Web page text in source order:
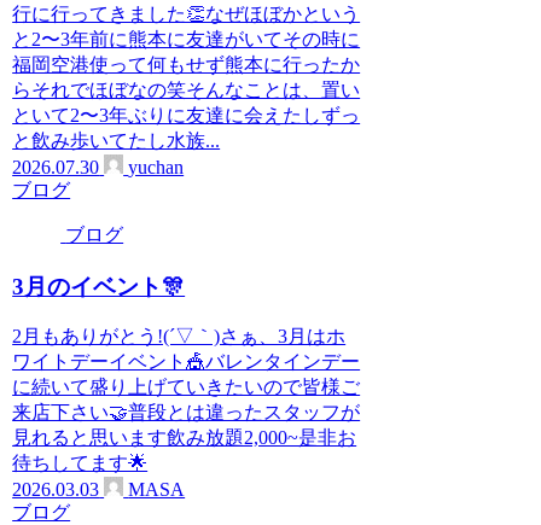
行に行ってきました👏なぜほぼかという
と2〜3年前に熊本に友達がいてその時に
福岡空港使って何もせず熊本に行ったか
らそれでほぼなの笑そんなことは、置い
といて2〜3年ぶりに友達に会えたしずっ
と飲み歩いてたし水族...
2026.07.30
yuchan
ブログ
ブログ
3月のイベント🎊
2月もありがとう!(´▽｀)さぁ、3月はホ
ワイトデーイベント🎪バレンタインデー
に続いて盛り上げていきたいので皆様ご
来店下さい🤝普段とは違ったスタッフが
見れると思います飲み放題2,000~是非お
待ちしてます🌟
2026.03.03
MASA
ブログ